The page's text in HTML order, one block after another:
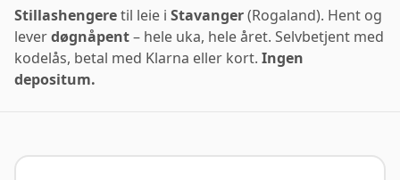
Stillashengeretil leie i Stavanger(Rogaland). Hent og
leverdøgnåpent– hele uka, hele året. Selvbetjent med
kodelås, betal med Klarna eller kort. Ingen
depositum.